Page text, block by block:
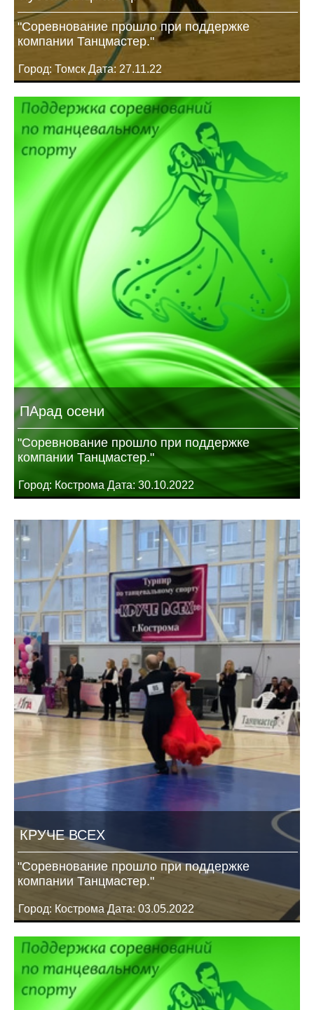
"Соревнование прошло при поддержке
компании Танцмастер."
Город: Томск Дата: 27.11.22
ПАрад осени
"Соревнование прошло при поддержке
компании Танцмастер."
Город: Кострома Дата: 30.10.2022
КРУЧЕ ВСЕХ
"Соревнование прошло при поддержке
компании Танцмастер."
Город: Кострома Дата: 03.05.2022